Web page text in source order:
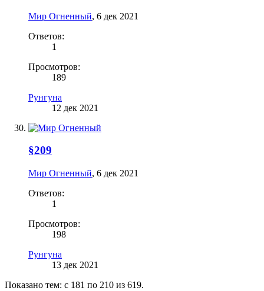
Мир Огненный, 6 дек 2021
Ответов:
1
Просмотров:
189
Рунгуна
12 дек 2021
§209
Мир Огненный, 6 дек 2021
Ответов:
1
Просмотров:
198
Рунгуна
13 дек 2021
Показано тем: с 181 по 210 из 619.